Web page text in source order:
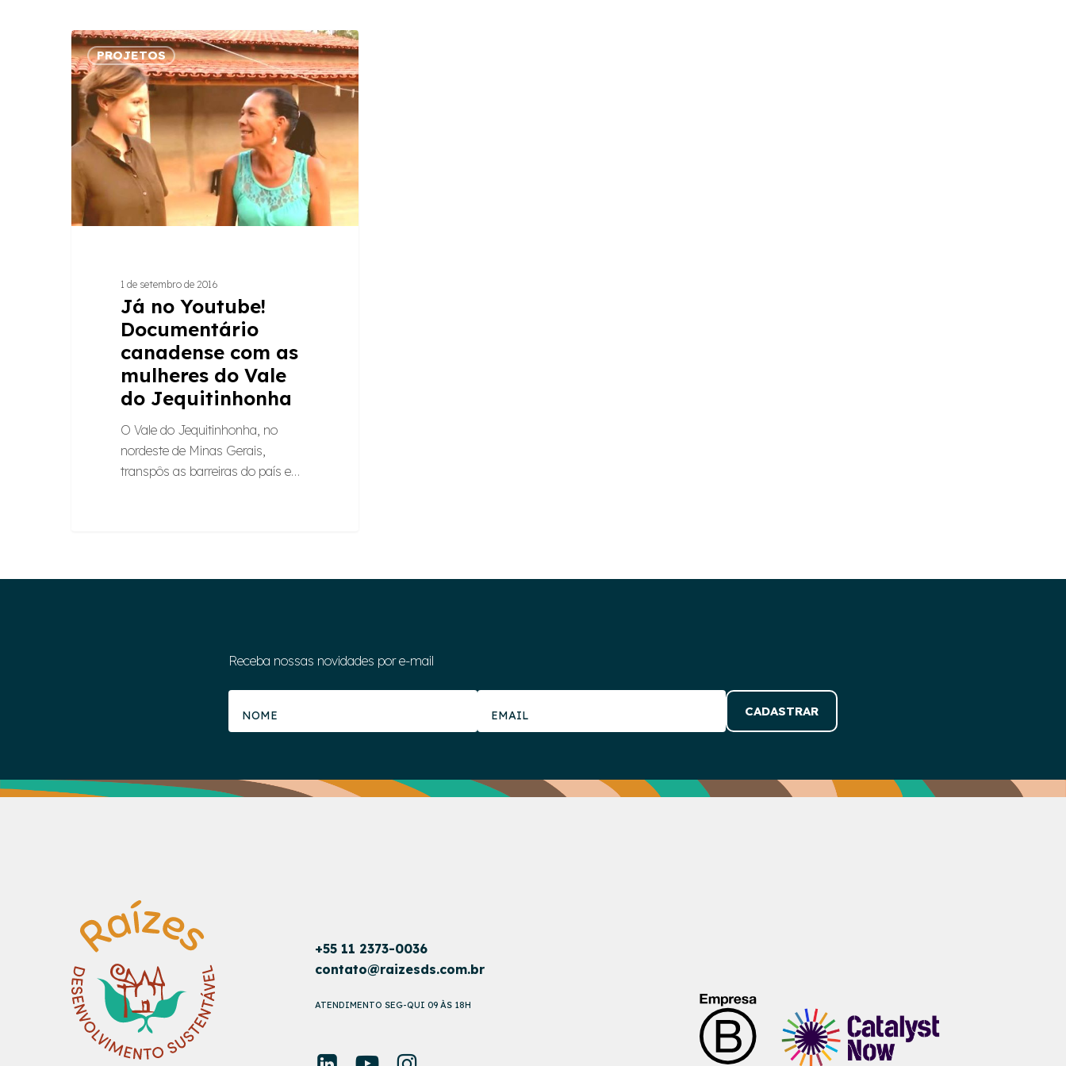
Já
no
Youtube!
Documentário
canadense
com
as
mulheres
do
Vale
PROJETOS
1 de setembro de 2016
Já no Youtube!
Documentário
canadense com as
mulheres do Vale
do Jequitinhonha
O Vale do Jequitinhonha, no
nordeste de Minas Gerais,
transpôs as barreiras do país e…
Receba nossas novidades por e-mail
+55 11 2373-0036
contato@raizesds.com.br
ATENDIMENTO SEG-QUI 09 ÀS 18H